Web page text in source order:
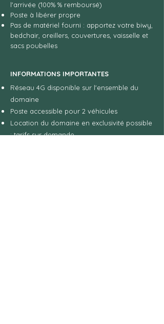
l'arrivée (100% % remboursé)
Poste à libérer propre
Pas de matériel fourni : apportez votre biwy,
bedchair, oreillers, couvertures, vaisselle et
sacs poubelles
INFORMATIONS IMPORTANTES
Réseau 4G disponible sur l'ensemble du
domaine
Poste accessible pour 2 véhicules
Location du domaine en exclusivité possible
: tarifs sur demande